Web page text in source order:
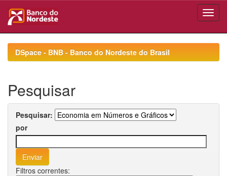
navigationDSpace - BNB - Banco do Nordeste do Brasil
Pesquisar
Pesquisar:
por
Filtros correntes: